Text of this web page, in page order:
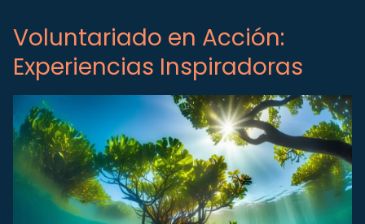
Voluntariado en Acción:
Experiencias Inspiradoras